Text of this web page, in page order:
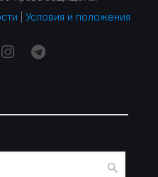
|Условия и положения